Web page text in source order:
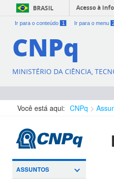
BRASIL Acesso à
Ir para o conteúdo 1 Ir para o menu
CNPq
MINISTÉRIO DA CIÊNCIA,
Você está aqui: CNPq
ASSUNTOS